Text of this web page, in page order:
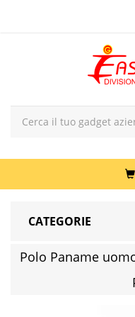
CATEGORIE
Polo Paname